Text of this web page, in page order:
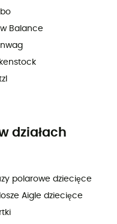
Balance
działach
polarowe dziecięce
Aigle dziecięce